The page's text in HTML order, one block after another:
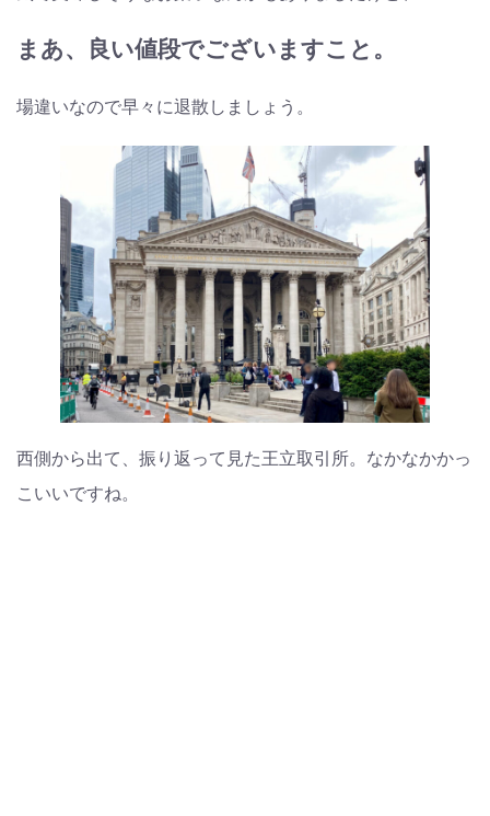
まあ、良い値段でございますこと。
場違いなので早々に退散しましょう。
西側から出て、振り返って見た王立取引所。なかなかかっ
こいいですね。